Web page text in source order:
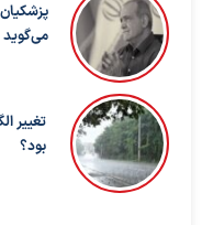
می‌گوید
بود؟